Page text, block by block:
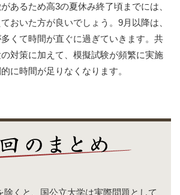
あるため高3の夏休み終了頃までには、
おいた方が良いでしょう。9月以降は、
くて時間が直ぐに過ぎていきます。共
対策に加えて、模擬試験が頻繁に実施
に時間が足りなくなります。
くと、国公立大学は実際問題として